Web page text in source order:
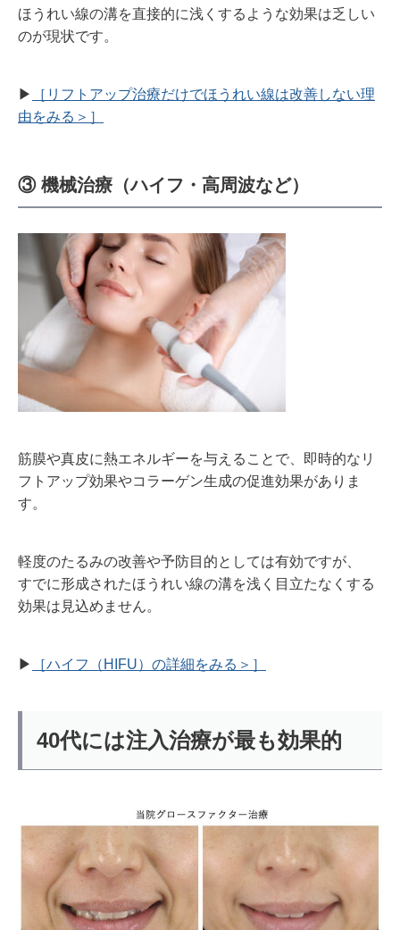
ほうれい線の溝を直接的に浅くするような効果は乏しい
のが現状です。
▶︎
［リフトアップ治療だけでほうれい線は改善しない理
由をみる＞］
③ 機械治療（ハイフ・高周波など）
筋膜や真皮に熱エネルギーを与えることで、即時的なリ
フトアップ効果やコラーゲン生成の促進効果がありま
す。
軽度のたるみの改善や予防目的としては有効ですが、
すでに形成されたほうれい線の溝を浅く目立たなくする
効果は見込めません。
▶︎ ［ハイフ（HIFU）の詳細をみる＞］
40代には注入治療が最も効果的